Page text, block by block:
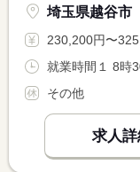
埼玉県越谷市
230,200円〜325,600円 ※フルタイ
就業時間１ 8時
その他
求人